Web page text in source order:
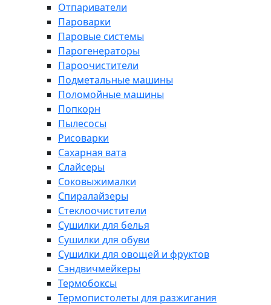
Отпариватели
Пароварки
Паровые системы
Парогенераторы
Пароочистители
Подметальные машины
Поломойные машины
Попкорн
Пылесосы
Рисоварки
Сахарная вата
Слайсеры
Соковыжималки
Спиралайзеры
Стеклоочистители
Сушилки для белья
Сушилки для обуви
Сушилки для овощей и фруктов
Сэндвичмейкеры
Термобоксы
Термопистолеты для разжигания